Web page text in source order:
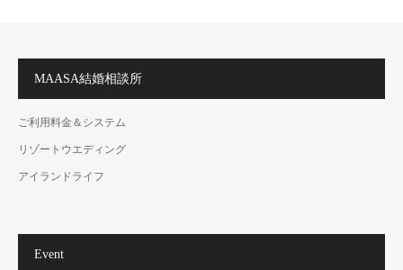
MAASA結婚相談所
ご利用料金＆システム
リゾートウエディング
アイランドライフ
Event